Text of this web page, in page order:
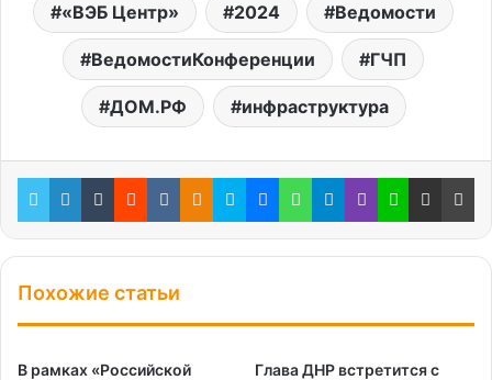
«ВЭБ Центр» 2024 Ведомости
ВедомостиКонференции ГЧП
ДОМ.РФ инфраструктура
TwitterLinkedInTumblrRedditВконтакте
Одноклассники
SkypeMessenger
WhatsApp
Telegram
ViberLine Поделиться через электронную почту
Похожие статьи
В рамках «Российской
Глава ДНР встретится с